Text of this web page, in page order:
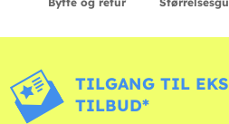
TILGANG TIL
TILBUD*